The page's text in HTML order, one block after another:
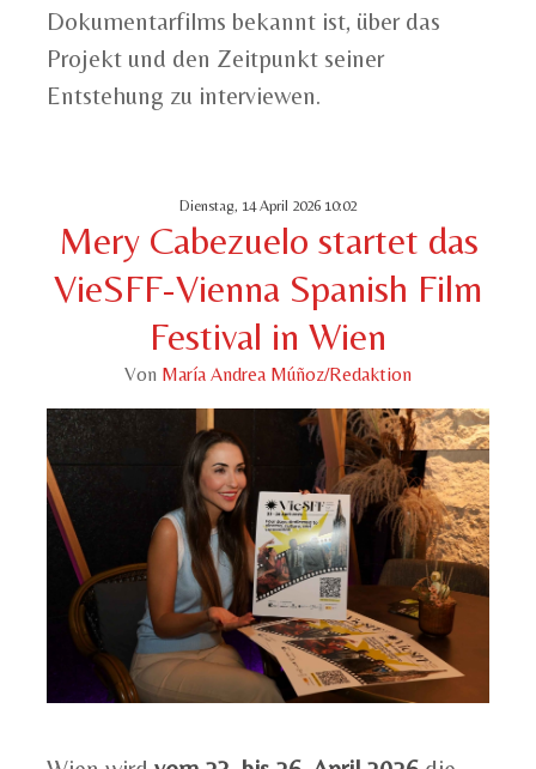
Dokumentarfilms bekannt ist, über das
Projekt und den Zeitpunkt seiner
Entstehung zu interviewen.
Dienstag, 14 April 2026 10:02
Mery Cabezuelo startet das
VieSFF-Vienna Spanish Film
Festival in Wien
Von María Andrea Múñoz/Redaktion